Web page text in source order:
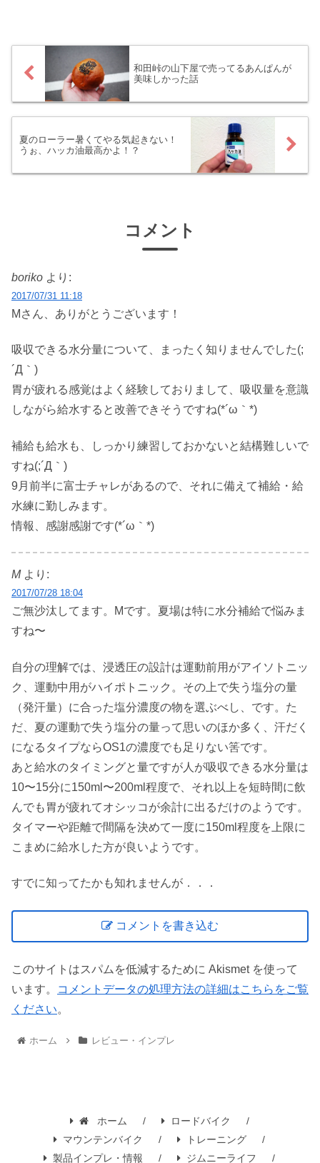
ルトラとガーミンウォッチ、スペック的
にどっちが優れているのか、早速に調べ
てみました！
和田峠の山下屋で売ってるあんぱんが
美味しかった話
夏のローラー暑くてやる気起きない！
うぉ、ハッカ油最高かよ！？
コメント
boriko より:
2017/07/31 11:18
Mさん、ありがとうございます！
吸収できる水分量について、まったく知りませんでした(;
´Д｀)
胃が疲れる感覚はよく経験しておりまして、吸収量を意識
しながら給水すると改善できそうですね(*´ω｀*)
補給も給水も、しっかり練習しておかないと結構難しいで
すね(;´Д｀)
9月前半に富士チャレがあるので、それに備えて補給・給
水練に勤しみます。
情報、感謝感謝です(*´ω｀*)
M より:
2017/07/28 18:04
ご無沙汰してます。Mです。夏場は特に水分補給で悩みま
すね〜
自分の理解では、浸透圧の設計は運動前用がアイソトニッ
ク、運動中用がハイポトニック。その上で失う塩分の量
（発汗量）に合った塩分濃度の物を選ぶべし、です。た
だ、夏の運動で失う塩分の量って思いのほか多く、汗だく
になるタイプならOS1の濃度でも足りない筈です。
あと給水のタイミングと量ですが人が吸収できる水分量は
10〜15分に150ml〜200ml程度で、それ以上を短時間に飲
んでも胃が疲れてオシッコが余計に出るだけのようです。
タイマーや距離で間隔を決めて一度に150ml程度を上限に
こまめに給水した方が良いようです。
すでに知ってたかも知れませんが．．．
コメントを書き込む
このサイトはスパムを低減するために Akismet を使って
います。
コメントデータの処理方法の詳細はこちらをご覧
ください。
ホーム レビュー・インプレ
ホーム
ロードバイク
マウンテンバイク
トレーニング
製品インプレ・情報
ジムニーライフ